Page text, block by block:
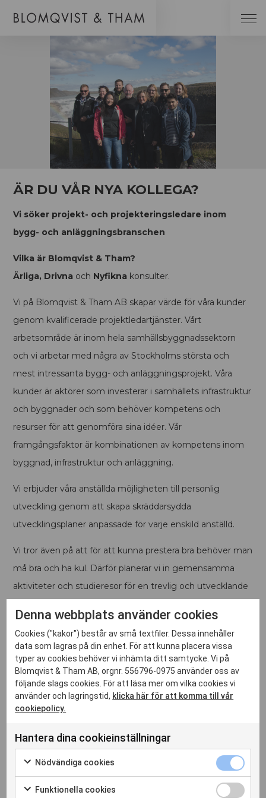
ÄR DU VÅR NYA KOLLEGA?
Vi söker projekt- och projekteringsledare inom
bygg- och anläggningsbranschen
Vilka är Blomqvist & Tham?
Ärliga, Drivna och Nyfikna konsulter.
Vi på Blomqvist & Tham AB skapar värde för våra kunder
genom kvalificerade projektledartjänster. Vårt
arbetsområde är inom hela samhällsbyggnadssektorn
och vi arbetar med några av Stockholms största och
mest intressanta bygg- och anläggningsprojekt. Våra
kunder är aktörer som investerar i samhällets infrastruktur
och byggnader och som behöver kompetens och
resurser för att genomföra sina idéer. Vår
framgångsfaktor är kombinationen av kompetens inom
byggnad, infrastruktur och anläggning.
Vi erbjuder våra anställda möjligheten till personlig
utveckling genom att skapa skräddarsydda
utvecklingsplaner anpassade för varje enskild anställd.
Vi tror även på att för att kunna prestera bra behöver man
må bra och ha kul. Därför planerar vi in gemensamma
aktiviteter och studieresor för en trevlig och utvecklande
Projekt- och Projekteringsledare
För oss innebär projektledning att leda människor så att
de utifrån sin uppgift bidrar till projektets mål. Vi vet att
god kommunikation är en av framgångsfaktorerna inom
projektledning och arbetar därför nära våra kunder med
idé till färdigställande och ibland gör vi avgränsade
Denna webbplats använder cookies
Cookies ("kakor") består av små textfiler. Dessa innehåller
data som lagras på din enhet. För att kunna placera vissa
typer av cookies behöver vi inhämta ditt samtycke. Vi på
Blomqvist & Tham AB, orgnr. 556796-0975 använder oss av
följande slags cookies. För att läsa mer om vilka cookies vi
använder och lagringstid, klicka här för att komma till vår
cookiepolicy.
Hantera dina cookieinställningar
Nödvändiga cookies
Funktionella cookies